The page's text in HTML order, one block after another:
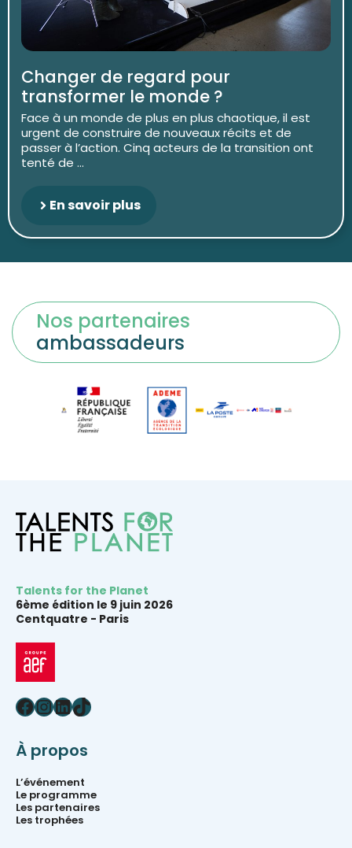
Changer de regard pour
transformer le monde ?
Face à un monde de plus en plus chaotique, il est
urgent de construire de nouveaux récits et de
passer à l’action. Cinq acteurs de la transition ont
tenté de ...
En savoir plus
Nos partenaires
ambassadeurs
Talents for the Planet
6ème édition le 9 juin 2026
Centquatre - Paris
Facebook
Instagram
LinkedIn
TikTok
À propos
L’événement
Le programme
Les partenaires
Les trophées